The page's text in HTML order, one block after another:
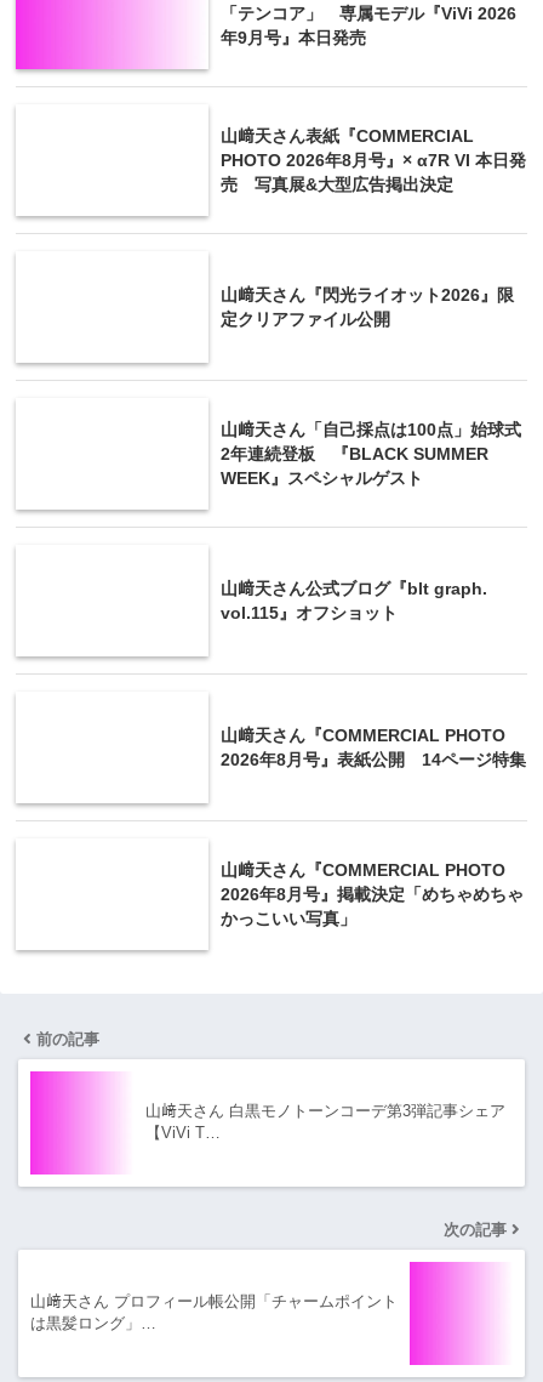
「テンコア」 専属モデル『ViVi 2026
年9月号』本日発売
山﨑天さん表紙『COMMERCIAL
PHOTO 2026年8月号』× α7R VI 本日発
売 写真展&大型広告掲出決定
山﨑天さん『閃光ライオット2026』限
定クリアファイル公開
山﨑天さん「自己採点は100点」始球式
2年連続登板 『BLACK SUMMER
WEEK』スペシャルゲスト
山﨑天さん公式ブログ『blt graph.
vol.115』オフショット
山﨑天さん『COMMERCIAL PHOTO
2026年8月号』表紙公開 14ページ特集
山﨑天さん『COMMERCIAL PHOTO
2026年8月号』掲載決定「めちゃめちゃ
かっこいい写真」
前の記事
山﨑天さん 白黒モノトーンコーデ第3弾記事シェア
【ViVi T…
次の記事
山﨑天さん プロフィール帳公開「チャームポイント
は黒髪ロング」…